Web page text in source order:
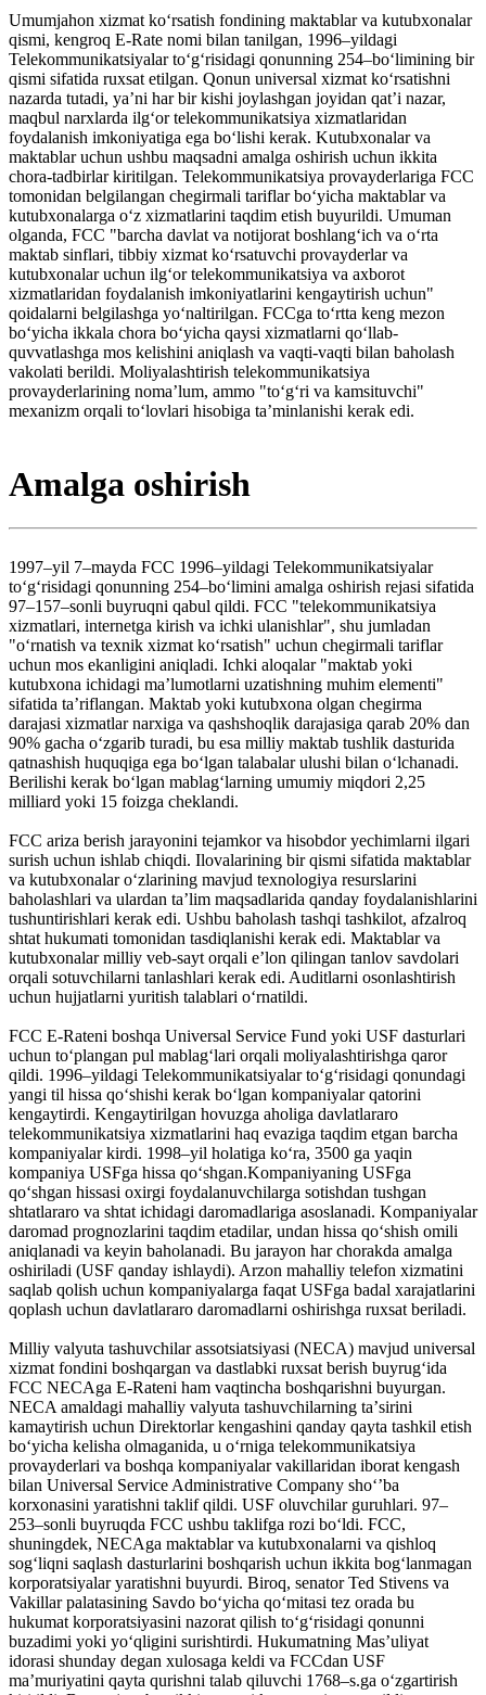
Umumjahon xizmat koʻrsatish fondining maktablar va kutubxonalar
qismi, kengroq E-Rate nomi bilan tanilgan, 1996–yildagi
Telekommunikatsiyalar toʻgʻrisidagi qonunning 254–boʻlimining bir
qismi sifatida ruxsat etilgan. Qonun universal xizmat koʻrsatishni
nazarda tutadi, yaʼni har bir kishi joylashgan joyidan qatʼi nazar,
maqbul narxlarda ilgʻor telekommunikatsiya xizmatlaridan
foydalanish imkoniyatiga ega boʻlishi kerak. Kutubxonalar va
maktablar uchun ushbu maqsadni amalga oshirish uchun ikkita
chora-tadbirlar kiritilgan. Telekommunikatsiya provayderlariga FCC
tomonidan belgilangan chegirmali tariflar boʻyicha maktablar va
kutubxonalarga oʻz xizmatlarini taqdim etish buyurildi. Umuman
olganda, FCC "barcha davlat va notijorat boshlangʻich va oʻrta
maktab sinflari, tibbiy xizmat koʻrsatuvchi provayderlar va
kutubxonalar uchun ilgʻor telekommunikatsiya va axborot
xizmatlaridan foydalanish imkoniyatlarini kengaytirish uchun"
qoidalarni belgilashga yoʻnaltirilgan. FCCga toʻrtta keng mezon
boʻyicha ikkala chora boʻyicha qaysi xizmatlarni qoʻllab-
quvvatlashga mos kelishini aniqlash va vaqti-vaqti bilan baholash
vakolati berildi. Moliyalashtirish telekommunikatsiya
provayderlarining nomaʼlum, ammo "toʻgʻri va kamsituvchi"
mexanizm orqali toʻlovlari hisobiga taʼminlanishi kerak edi.
Amalga oshirish
1997–yil 7–mayda FCC 1996–yildagi Telekommunikatsiyalar
toʻgʻrisidagi qonunning 254–boʻlimini amalga oshirish rejasi sifatida
97–157–sonli buyruqni qabul qildi. FCC "telekommunikatsiya
xizmatlari, internetga kirish va ichki ulanishlar", shu jumladan
"oʻrnatish va texnik xizmat koʻrsatish" uchun chegirmali tariflar
uchun mos ekanligini aniqladi. Ichki aloqalar "maktab yoki
kutubxona ichidagi maʼlumotlarni uzatishning muhim elementi"
sifatida taʼriflangan. Maktab yoki kutubxona olgan chegirma
darajasi xizmatlar narxiga va qashshoqlik darajasiga qarab 20% dan
90% gacha oʻzgarib turadi, bu esa milliy maktab tushlik dasturida
qatnashish huquqiga ega boʻlgan talabalar ulushi bilan oʻlchanadi.
Berilishi kerak boʻlgan mablagʻlarning umumiy miqdori 2,25
milliard yoki 15 foizga cheklandi.
FCC ariza berish jarayonini tejamkor va hisobdor yechimlarni ilgari
surish uchun ishlab chiqdi. Ilovalarining bir qismi sifatida maktablar
va kutubxonalar oʻzlarining mavjud texnologiya resurslarini
baholashlari va ulardan taʼlim maqsadlarida qanday foydalanishlarini
tushuntirishlari kerak edi. Ushbu baholash tashqi tashkilot, afzalroq
shtat hukumati tomonidan tasdiqlanishi kerak edi. Maktablar va
kutubxonalar milliy veb-sayt orqali eʼlon qilingan tanlov savdolari
orqali sotuvchilarni tanlashlari kerak edi. Auditlarni osonlashtirish
uchun hujjatlarni yuritish talablari oʻrnatildi.
FCC E-Rateni boshqa Universal Service Fund yoki USF dasturlari
uchun toʻplangan pul mablagʻlari orqali moliyalashtirishga qaror
qildi. 1996–yildagi Telekommunikatsiyalar toʻgʻrisidagi qonundagi
yangi til hissa qoʻshishi kerak boʻlgan kompaniyalar qatorini
kengaytirdi. Kengaytirilgan hovuzga aholiga davlatlararo
telekommunikatsiya xizmatlarini haq evaziga taqdim etgan barcha
kompaniyalar kirdi. 1998–yil holatiga koʻra, 3500 ga yaqin
kompaniya USFga hissa qoʻshgan.Kompaniyaning USFga
qoʻshgan hissasi oxirgi foydalanuvchilarga sotishdan tushgan
shtatlararo va shtat ichidagi daromadlariga asoslanadi. Kompaniyalar
daromad prognozlarini taqdim etadilar, undan hissa qoʻshish omili
aniqlanadi va keyin baholanadi. Bu jarayon har chorakda amalga
oshiriladi (USF qanday ishlaydi). Arzon mahalliy telefon xizmatini
saqlab qolish uchun kompaniyalarga faqat USFga badal xarajatlarini
qoplash uchun davlatlararo daromadlarni oshirishga ruxsat beriladi.
Milliy valyuta tashuvchilar assotsiatsiyasi (NECA) mavjud universal
xizmat fondini boshqargan va dastlabki ruxsat berish buyrugʻida
FCC NECAga E-Rateni ham vaqtincha boshqarishni buyurgan.
NECA amaldagi mahalliy valyuta tashuvchilarning taʼsirini
kamaytirish uchun Direktorlar kengashini qanday qayta tashkil etish
boʻyicha kelisha olmaganida, u oʻrniga telekommunikatsiya
provayderlari va boshqa kompaniyalar vakillaridan iborat kengash
bilan Universal Service Administrative Company shoʻʼba
korxonasini yaratishni taklif qildi. USF oluvchilar guruhlari. 97–
253–sonli buyruqda FCC ushbu taklifga rozi boʻldi. FCC,
shuningdek, NECAga maktablar va kutubxonalarni va qishloq
sogʻliqni saqlash dasturlarini boshqarish uchun ikkita bogʻlanmagan
korporatsiyalar yaratishni buyurdi. Biroq, senator Ted Stivens va
Vakillar palatasining Savdo boʻyicha qoʻmitasi tez orada bu
hukumat korporatsiyasini nazorat qilish toʻgʻrisidagi qonunni
buzadimi yoki yoʻqligini surishtirdi. Hukumatning Masʼuliyat
idorasi shunday degan xulosaga keldi va FCCdan USF
maʼmuriyatini qayta qurishni talab qiluvchi 1768–s.ga oʻzgartirish